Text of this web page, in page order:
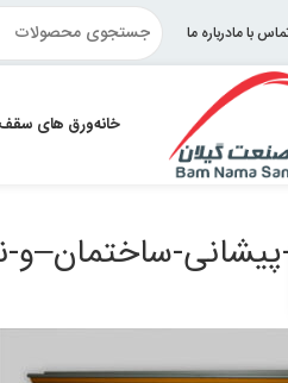
با مادرباره ما
خانهورق های سقف
پیشانی-ساختمان–و-